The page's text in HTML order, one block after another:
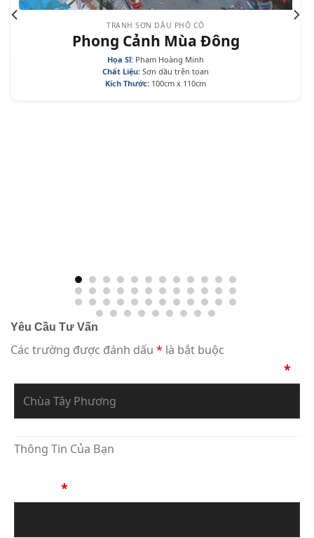
TRANH SƠN DẦU PHỐ CỔ
Phong Cảnh Mùa Đông
Họa Sĩ: Phạm Hoàng Minh
Chất Liệu: Sơn dầu trên toan
Kích Thước: 100cm x 110cm
Yêu Cầu Tư Vấn
Các trường được đánh dấu * là bắt buộc
*
Thông Tin Của Bạn
*